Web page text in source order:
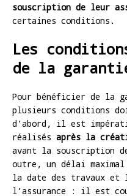
souscription de leur
certaines conditions.
Les
de la
Pour bénéficier de la
plusieurs conditions
d’abord, il est
réalisés après la
avant la souscription
outre, un délai
la date des travaux et
l’assurance : il est